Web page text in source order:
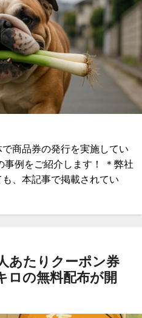
商品券の発行を実施してい
事例をご紹介します！ ＊弊社
、本記事で掲載されてい
あたりクーポン券
の無料配布が開